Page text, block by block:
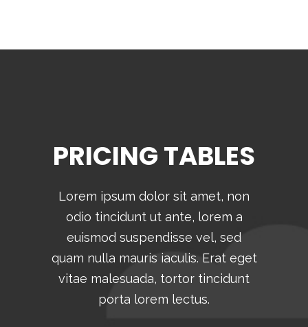
PRICING TABLES
Lorem ipsum dolor sit amet, non
odio tincidunt ut ante, lorem a
euismod suspendisse vel, sed
quam nulla mauris iaculis. Erat eget
vitae malesuada, tortor tincidunt
porta lorem lectus.